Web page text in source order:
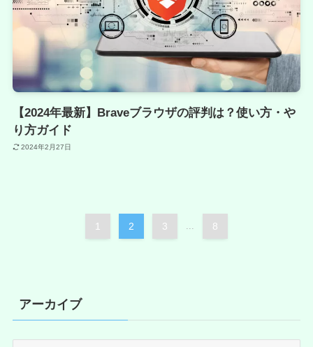
【2024年最新】Braveブラウザの評判は？使い方・や
り方ガイド
2024年2月27日
1 2 3 ... 8
アーカイブ